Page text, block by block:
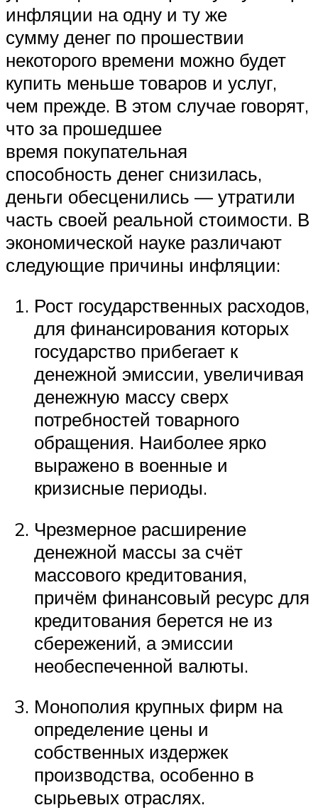
инфляции на одну и ту же
сумму денег по прошествии
некоторого времени можно будет
купить меньше товаров и услуг,
чем прежде. В этом случае говорят,
что за прошедшее
время покупательная
способность денег снизилась,
деньги обесценились — утратили
часть своей реальной стоимости. В
экономической науке различают
следующие причины инфляции:
Рост государственных расходов,
для финансирования которых
государство прибегает к
денежной эмиссии, увеличивая
денежную массу сверх
потребностей товарного
обращения. Наиболее ярко
выражено в военные и
кризисные периоды.
Чрезмерное расширение
денежной массы за счёт
массового кредитования,
причём финансовый ресурс для
кредитования берется не из
сбережений, а эмиссии
необеспеченной валюты.
Монополия крупных фирм на
определение цены и
собственных издержек
производства, особенно в
сырьевых отраслях.